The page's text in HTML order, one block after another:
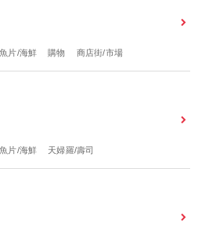
片/海鮮 購物 商店街/市場
片/海鮮 天婦羅/壽司